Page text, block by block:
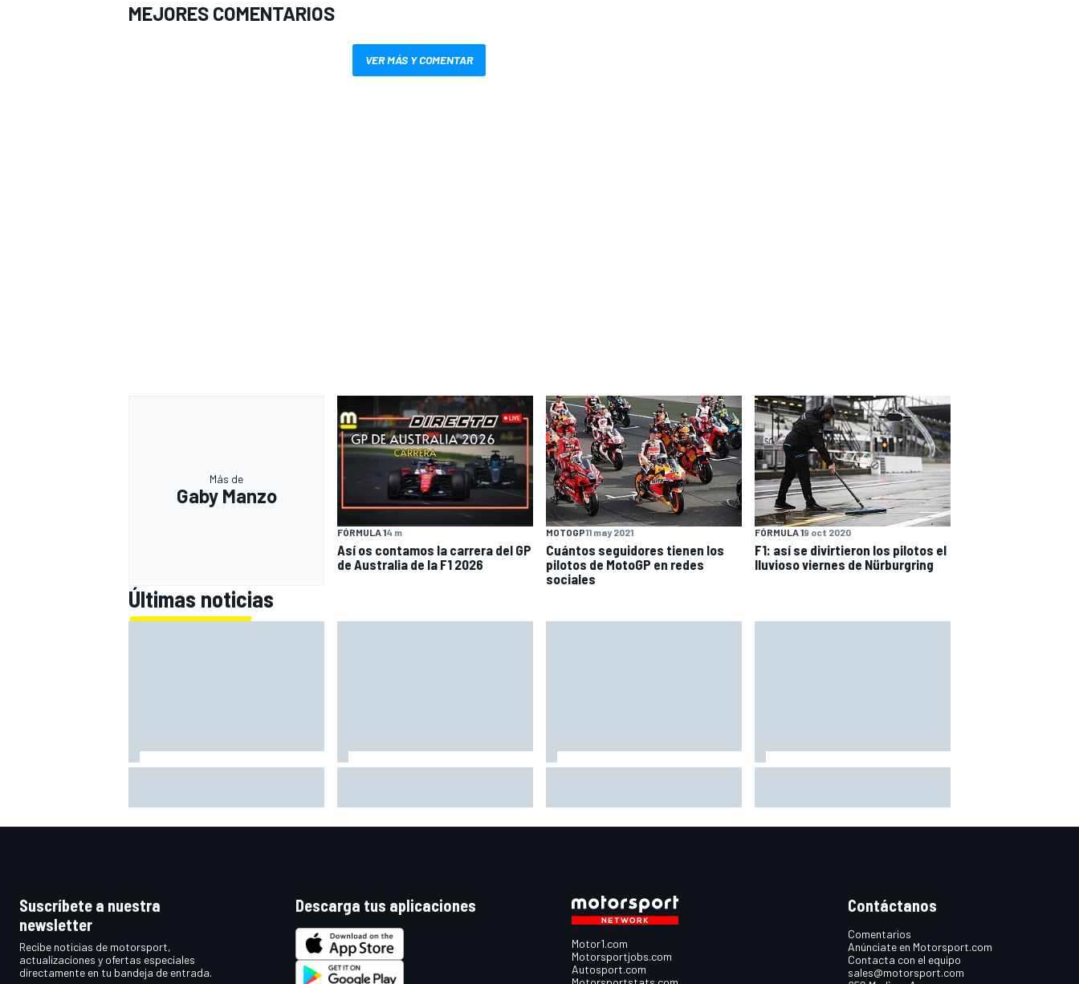
MEJORES COMENTARIOS
VER MÁS Y COMENTAR
Más de
Gaby Manzo
FÓRMULA 14 m
Así os contamos la carrera del GP
de Australia de la F1 2026
MOTOGP11 may 2021
Cuántos seguidores tienen los
pilotos de MotoGP en redes
sociales
FÓRMULA 19 oct 2020
F1: así se divirtieron los pilotos el
lluvioso viernes de Nürburgring
Últimas noticias
con buen pie su aventura
fino; ahora alguna noche dormiré
Suscríbete a nuestra
newsletter
Recibe noticias de motorsport,
actualizaciones y ofertas especiales
directamente en tu bandeja de entrada.
Descarga tus aplicaciones
Motor1.com
Motorsportjobs.com
Autosport.com
Contáctanos
Comentarios
Anúnciate en Motorsport.com
Contacta con el equipo
sales@motorsport.com